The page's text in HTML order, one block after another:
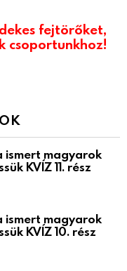
fejtörőket,
csoportunkhoz!
ismert magyarok
KVÍZ 11. rész
ismert magyarok
KVÍZ 10. rész